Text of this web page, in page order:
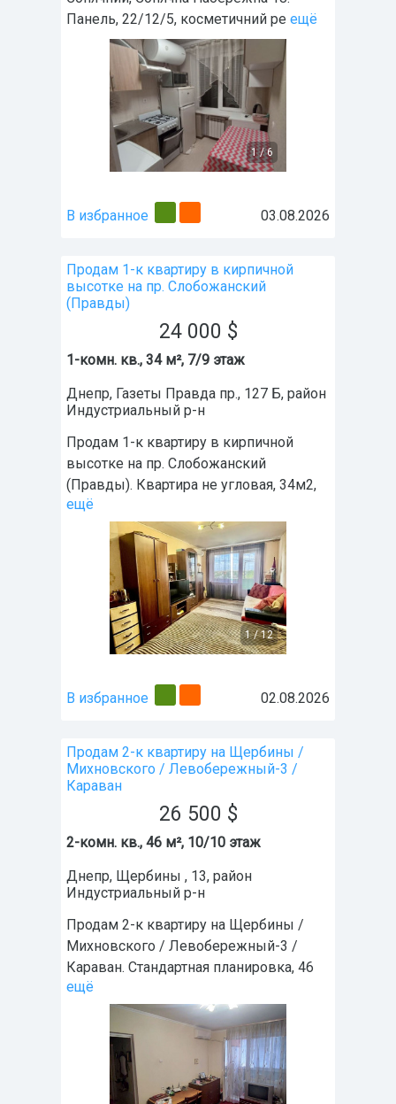
Панель, 22/12/5, косметичний ре ещё
1/6
В избранное 03.08.2026
Продам 1-к квартиру в кирпичной
высотке на пр. Слобожанский
(Правды)
24 000 $
1-комн. кв., 34 м², 7/9 этаж
Днепр, Газеты Правда пр., 127 Б, район
Индустриальный р-н
Продам 1-к квартиру в кирпичной
высотке на пр. Слобожанский
(Правды). Квартира не угловая, 34м2,
ещё
1/12
В избранное 02.08.2026
Продам 2-к квартиру на Щербины /
Михновского / Левобережный-3 /
Караван
26 500 $
2-комн. кв., 46 м², 10/10 этаж
Днепр, Щербины , 13, район
Индустриальный р-н
Продам 2-к квартиру на Щербины /
Михновского / Левобережный-3 /
Караван. Стандартная планировка, 46
ещё